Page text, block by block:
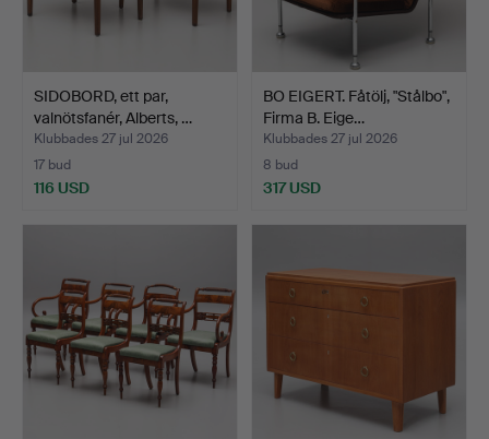
SIDOBORD, ett par,
valnötsfanér, Alberts, …
Klubbades 27 jul 2026
17 bud
116 USD
BO EIGERT. Fåtölj, "Stålbo",
Firma B. Eige…
Klubbades 27 jul 2026
8 bud
317 USD